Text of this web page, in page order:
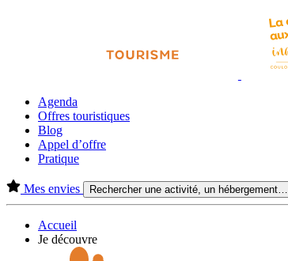
Agenda
Offres touristiques
Blog
Appel d’offre
Pratique
Mes envies Rechercher une activité, un hébergement…
Accueil
Je découvre